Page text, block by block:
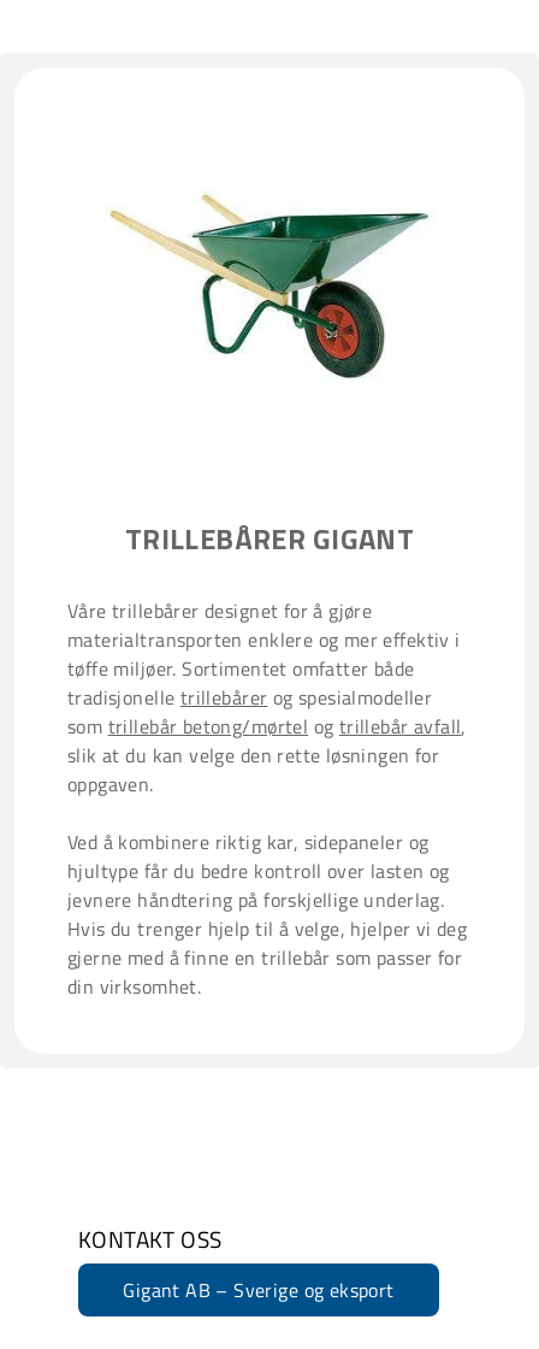
TRILLEBÅRER GIGANT
Våre trillebårer designet for å gjøre
materialtransporten enklere og mer effektiv i
tøffe miljøer. Sortimentet omfatter både
tradisjonelle trillebårer og spesialmodeller
som trillebår betong/mørtel og trillebår avfall,
slik at du kan velge den rette løsningen for
oppgaven.
Ved å kombinere riktig kar, sidepaneler og
hjultype får du bedre kontroll over lasten og
jevnere håndtering på forskjellige underlag.
Hvis du trenger hjelp til å velge, hjelper vi deg
gjerne med å finne en trillebår som passer for
din virksomhet.
KONTAKT OSS
Gigant AB – Sverige og eksport